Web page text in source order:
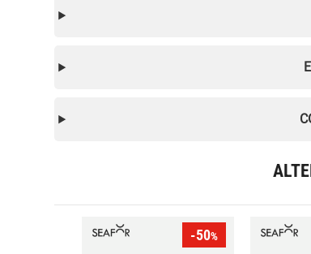
-50%